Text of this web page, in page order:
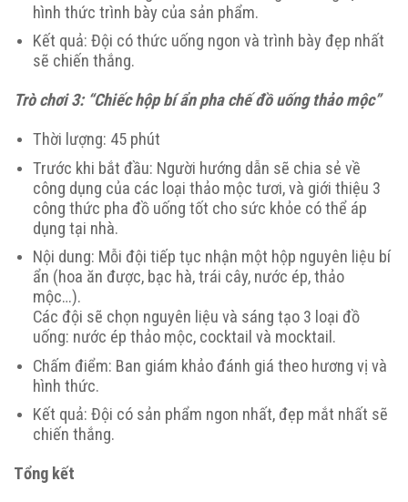
hình thức trình bày của sản phẩm.
Kết quả: Đội có thức uống ngon và trình bày đẹp nhất
sẽ chiến thắng.
Trò chơi 3: “Chiếc hộp bí ẩn pha chế đồ uống thảo mộc”
Thời lượng: 45 phút
Trước khi bắt đầu: Người hướng dẫn sẽ chia sẻ về
công dụng của các loại thảo mộc tươi, và giới thiệu 3
công thức pha đồ uống tốt cho sức khỏe có thể áp
dụng tại nhà.
Nội dung: Mỗi đội tiếp tục nhận một hộp nguyên liệu bí
ẩn (hoa ăn được, bạc hà, trái cây, nước ép, thảo
mộc…).
Các đội sẽ chọn nguyên liệu và sáng tạo 3 loại đồ
uống: nước ép thảo mộc, cocktail và mocktail.
Chấm điểm: Ban giám khảo đánh giá theo hương vị và
hình thức.
Kết quả: Đội có sản phẩm ngon nhất, đẹp mắt nhất sẽ
chiến thắng.
Tổng kết